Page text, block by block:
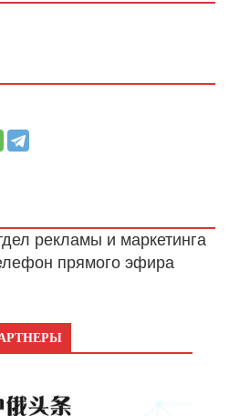
рекламы и маркетинга
прямого эфира